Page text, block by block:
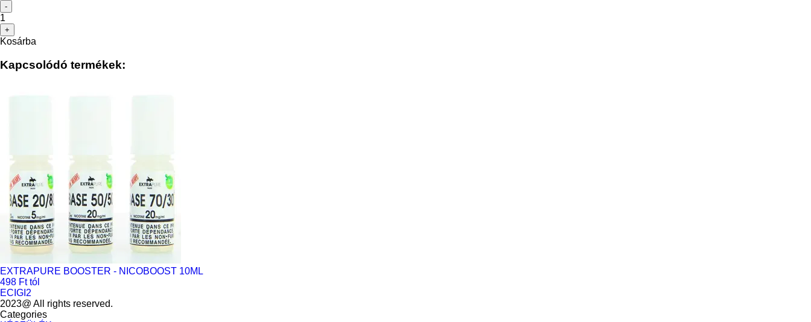
-
1
+
Kosárba
Kapcsolódó termékek:
EXTRAPURE BOOSTER - NICOBOOST 10ML
498 Ft tól
ECIGI2
2023@ All rights reserved.
Categories